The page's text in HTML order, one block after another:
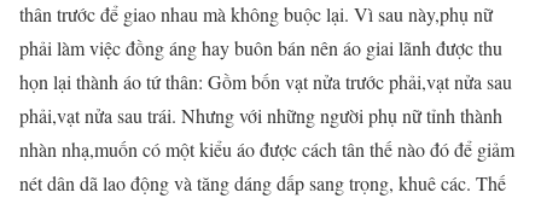
thân trước để giao nhau mà không buộc lại. Vì sau này,phụ nữ
phải làm việc đồng áng hay buôn bán nên áo giai lãnh được thu
họn lại thành áo tứ thân: Gồm bốn vạt nửa trước phải,vạt nửa sau
phải,vạt nửa sau trái. Nhưng với những người phụ nữ tỉnh thành
nhàn nhạ,muốn có một kiểu áo được cách tân thế nào đó để giảm
nét dân dã lao động và tăng dáng dấp sang trọng, khuê các. Thế